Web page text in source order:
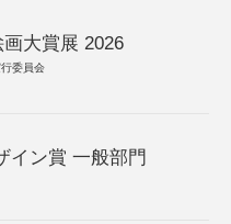
大賞展 2026
委員会
イン賞 一般部門